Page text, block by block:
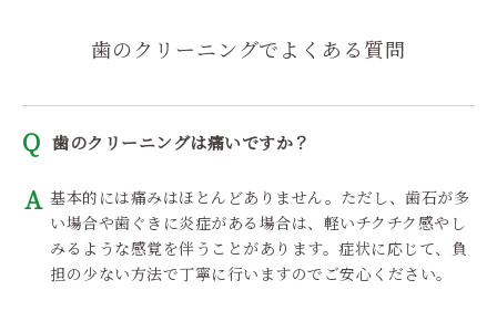
歯のクリーニングでよくある質問
歯のクリーニングは痛いですか？
基本的には痛みはほとんどありません。ただし、歯石が多
い場合や歯ぐきに炎症がある場合は、軽いチクチク感やし
みるような感覚を伴うことがあります。症状に応じて、負
担の少ない方法で丁寧に行いますのでご安心ください。